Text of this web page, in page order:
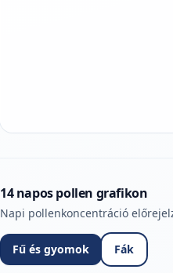
14 napos pollen grafikon
Napi pollenkoncentráció
Fű és gyomok Fák